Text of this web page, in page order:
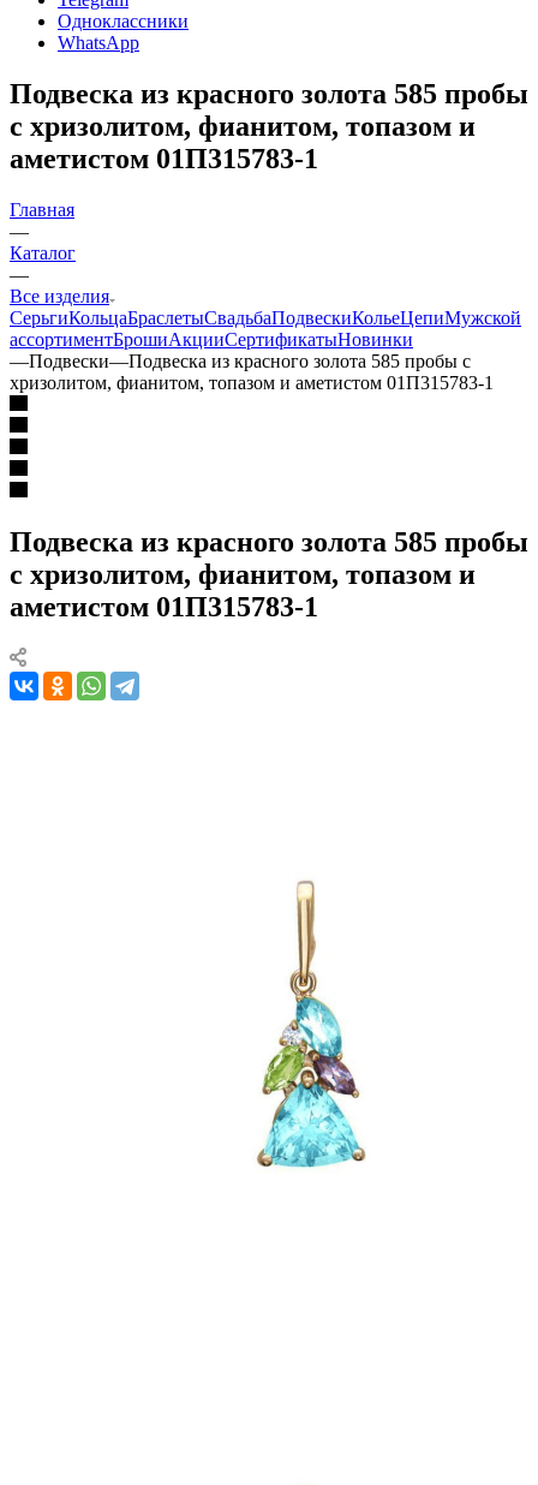
Одноклассники
WhatsApp
Подвеска из красного золота 585 пробы
с хризолитом, фианитом, топазом и
аметистом 01П315783-1
Главная
—
Каталог
—
Все изделия
СерьгиКольцаБраслетыСвадьбаПодвескиКольеЦепиМужской
ассортиментБрошиАкцииСертификатыНовинки
—Подвески—Подвеска из красного золота 585 пробы с
хризолитом, фианитом, топазом и аметистом 01П315783-1
Подвеска из красного золота 585 пробы
с хризолитом, фианитом, топазом и
аметистом 01П315783-1